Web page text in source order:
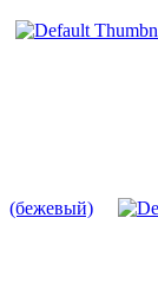
(бежевый)